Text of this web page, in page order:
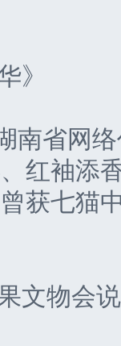
》
省网络
红袖添
获七猫
物会